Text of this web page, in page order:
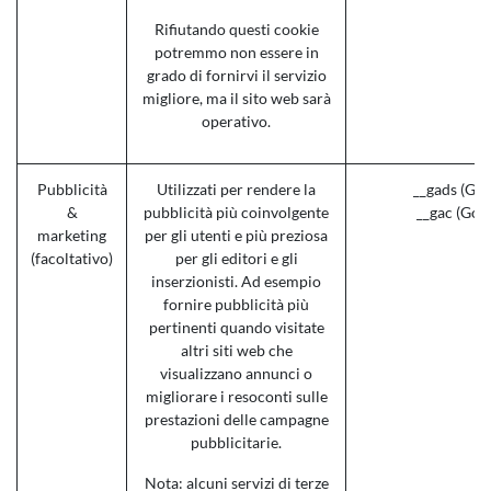
Rifiutando questi cookie
potremmo non essere in
grado di fornirvi il servizio
migliore, ma il sito web sarà
operativo.
Pubblicità
&
marketing
(facoltativo)
Utilizzati per rendere la
pubblicità più coinvolgente
per gli utenti e più preziosa
per gli editori e gli
inserzionisti. Ad esempio
fornire pubblicità più
pertinenti quando visitate
altri siti web che
visualizzano annunci o
migliorare i resoconti sulle
prestazioni delle campagne
pubblicitarie.
Nota: alcuni servizi di terze
__gads
__gac